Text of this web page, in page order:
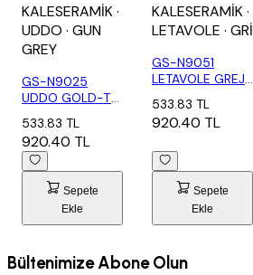
KALESERAMİK·
UDDO · GUN
GREY
GS-N9025
UDDO GOLD-T
533.83 TL
920.40 TL
Sepete
Ekle
KALESERAMİK·
LETAVOLE · GRİ
GS-N9051
LETAVOLE GREJ-
533.83 TL
920.40 TL
Sepete
Ekle
Bültenimize Abone Olun